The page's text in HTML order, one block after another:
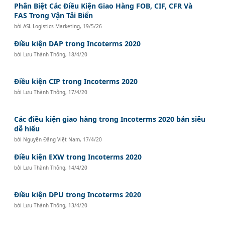
Phân Biệt Các Điều Kiện Giao Hàng FOB, CIF, CFR Và
FAS Trong Vận Tải Biển
bởiASL Logistics Marketing, 19/5/26
Điều kiện DAP trong Incoterms 2020
bởi Lưu Thành Thông, 18/4/20
Điều kiện CIP trong Incoterms 2020
bởi Lưu Thành Thông, 17/4/20
Các điều kiện giao hàng trong Incoterms 2020 bản siêu
dễ hiểu
bởi Nguyên Đăng Việt Nam, 17/4/20
Điều kiện EXW trong Incoterms 2020
bởi Lưu Thành Thông, 14/4/20
Điều kiện DPU trong Incoterms 2020
bởi Lưu Thành Thông, 13/4/20